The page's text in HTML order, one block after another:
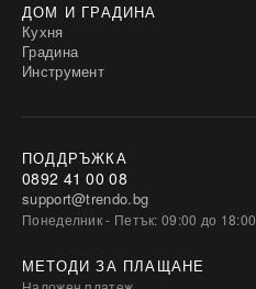
ДОМ И ГРАДИНА
Кухня
Градина
Инструмент
ПОДДРЪЖКА
0892 41 00 08
support@trendo.bg
Понеделник - Петък: 09:00 до 18:00
МЕТОДИ ЗА ПЛАЩАНЕ